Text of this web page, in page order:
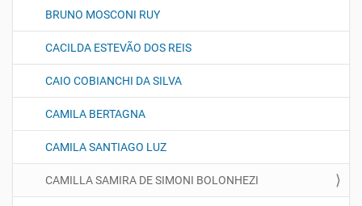
BRUNO MOSCONI RUY
CACILDA ESTEVÃO DOS REIS
CAIO COBIANCHI DA SILVA
CAMILA BERTAGNA
CAMILA SANTIAGO LUZ
CAMILLA SAMIRA DE SIMONI BOLONHEZI